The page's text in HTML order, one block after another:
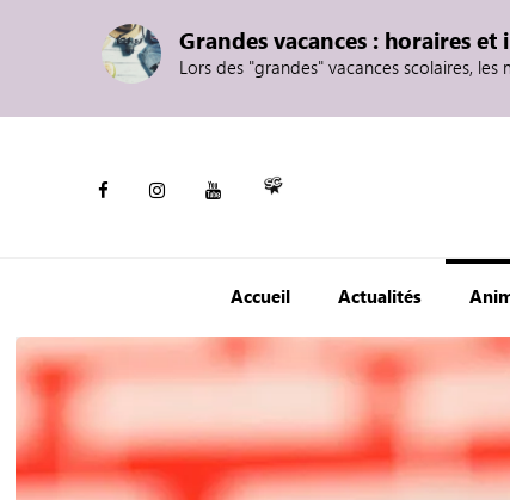
Grandes vacances : horaires
Lors des "grandes" vacances scolaires,
Accueil Actualités